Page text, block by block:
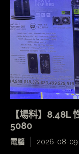
【場料】8.48L
5080
電腦 2026-08-09